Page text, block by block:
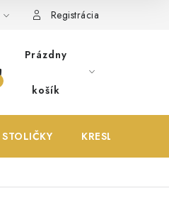
Registrácia
Prázdny
košík
STOLIČKY KRESLÁ